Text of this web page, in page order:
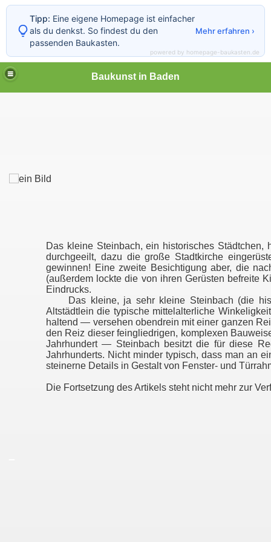
Baukunst in Baden
Das kleine Steinbach, ein historisches
durchgeeilt, dazu die große Stadtkirche
gewinnen! Eine zweite Besichtigung aber, die
(außerdem lockte die von ihren Gerüsten befreite
Eindrucks.
Das kleine, ja sehr kleine Steinbach (die
Altstädtlein die typische mittelalterliche
haltend — versehen obendrein mit einer ganzen
den Reiz dieser feingliedrigen, komplexen
Jahrhundert — Steinbach besitzt die für diese
Jahrhunderts. Nicht minder typisch, dass man
steinerne Details in Gestalt von Fenster- und
Die Fortsetzung des Artikels steht nicht mehr zur
Tipp: Eine eigene Homepage ist einfacher
als du denkst. So findest du den
passenden Baukasten.
Mehr erfahren ›
powered by homepage-baukasten.de